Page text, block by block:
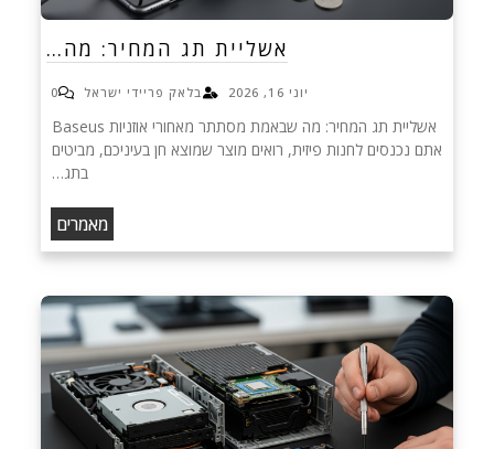
אשליית תג המחיר: מה…
יוני 16, 2026 בלאק פריידי ישראל 0
אשליית תג המחיר: מה שבאמת מסתתר מאחורי אוזניות Baseus
אתם נכנסים לחנות פיזית, רואים מוצר שמוצא חן בעיניכם, מביטים
בתג…
מאמרים